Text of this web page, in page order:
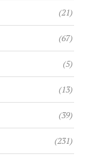
(21)
(67)
(5)
(13)
(39)
(231)